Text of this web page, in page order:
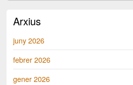
Arxius
juny 2026
febrer 2026
gener 2026